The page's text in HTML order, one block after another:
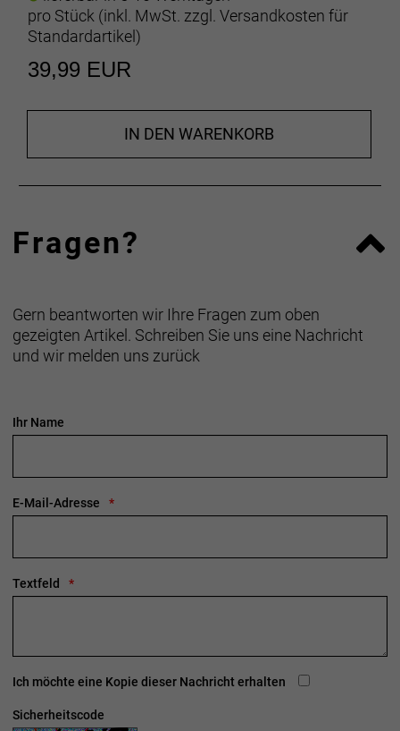
pro Stück (inkl. MwSt. zzgl. Versandkosten für
Standardartikel)
39,99 EUR
IN DEN WARENKORB
Fragen?
Gern beantworten wir Ihre Fragen zum oben
gezeigten Artikel. Schreiben Sie uns eine Nachricht
und wir melden uns zurück
Ihr Name
E-Mail-Adresse
Textfeld
Ich möchte eine Kopie dieser Nachricht erhalten
Sicherheitscode